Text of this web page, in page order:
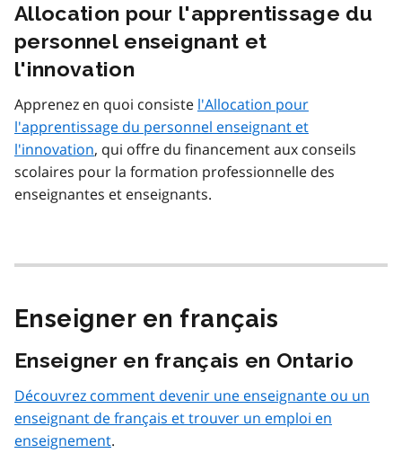
Allocation pour l'apprentissage du
personnel enseignant et
l'innovation
Apprenez en quoi consiste l'Allocation pour
l'apprentissage du personnel enseignant et
l'innovation, qui offre du financement aux conseils
scolaires pour la formation professionnelle des
enseignantes et enseignants.
Enseigner en français
Enseigner en français en Ontario
Découvrez comment devenir une enseignante ou un
enseignant de français et trouver un emploi en
enseignement.